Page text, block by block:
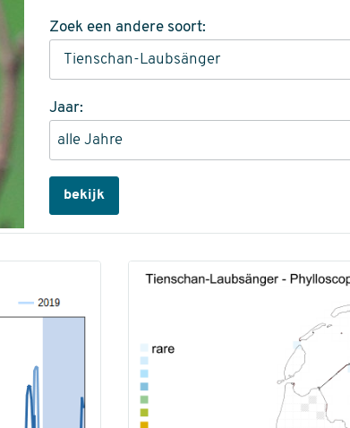
Zoek een andere soort:
Jaar:
bekijk